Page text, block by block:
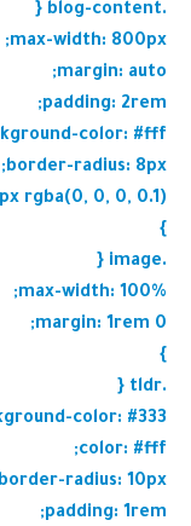
.blog-content {
max-width: 800px;
margin: auto;
padding: 2rem;
color: #fff;
border-radius: 8px;
rgba(0, 0, 0, 0.1);
}
.image {
max-width: 100%;
margin: 1rem 0;
}
.tldr {
color: #333;
color: #fff;
border-radius: 10px;
padding: 1rem;